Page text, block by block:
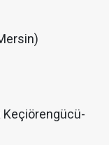
Keçiörengücü-